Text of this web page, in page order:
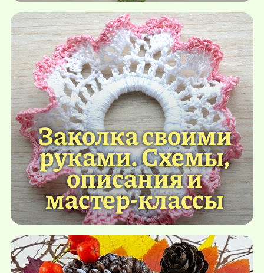
Заколка своими
руками. Схемы,
описания и
мастер-классы